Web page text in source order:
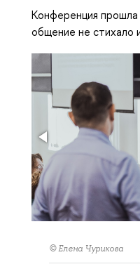
Конференция
общение не стихало
© Елена Чурикова